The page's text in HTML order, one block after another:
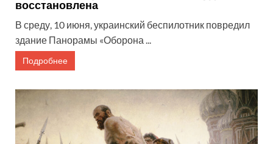
восстановлена
В среду, 10 июня, украинский беспилотник повредил
здание Панорамы «Оборона ...
Подробнее